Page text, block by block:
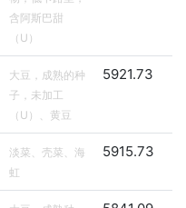
含阿斯巴甜
（U）
大豆，成熟的种
子，未加工
（U）、黄豆
5921.73
淡菜、壳菜、海
虹
5915.73